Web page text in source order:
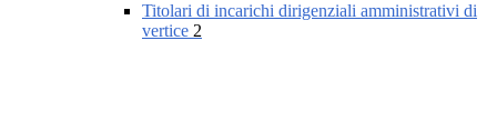
Titolari di incarichi dirigenziali amministrativi di
vertice 2